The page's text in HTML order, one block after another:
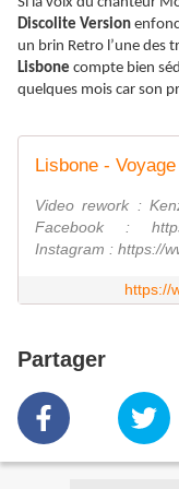
Discolite Version
un brin Retro l’une des
Lisbone compte bien
quelques mois car son
Lisbone -
Video rework :
Facebook :
Instagram : https://
https://
Partager